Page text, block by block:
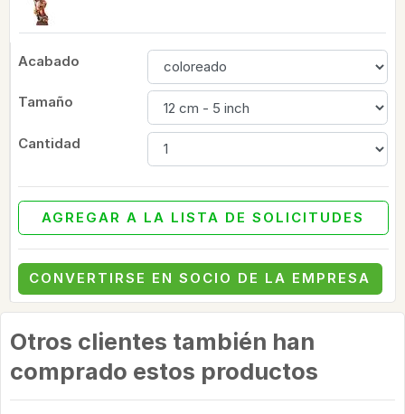
Acabado
Tamaño
Cantidad
AGREGAR A LA LISTA DE SOLICITUDES
CONVERTIRSE EN SOCIO DE LA EMPRESA
Otros clientes también han
comprado estos productos